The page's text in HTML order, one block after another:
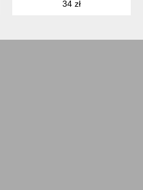
34 zł